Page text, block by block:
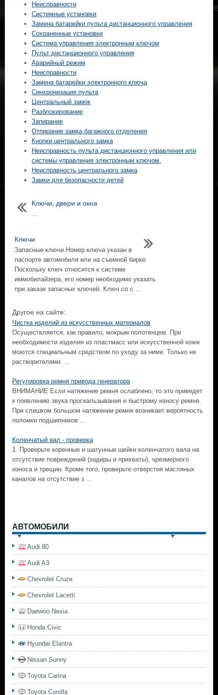
Неисправности
Системные установки
Замена батарейки пульта дистанционного управления
Сохраненные установки
Система управления электронным ключом
Пульт дистанционного управления
Аварийный режим
Неисправности
Замена батарейки электронного ключа
Синхронизация пульта
Центральный замок
Разблокирование
Запирание
Отпирание замка багажного отделения
Кнопки центрального замка
Неисправность пульта дистанционного управления или
системы управления электронным ключом.
Неисправность центрального замка
Замки для безопасности детей
Ключи, двери и окна
...
Ключи
Запасные ключи Номер ключа указан в
паспорте автомобиля или на съемной бирке.
Поскольку ключ относится к системе
иммобилайзера, его номер необходимо указать
при заказе запасных ключей. Ключ со с ...
Другое на сайте:
Чистка изделий из искусственных материалов
Осуществляется, как правило, мокрым полотенцем. При
необходимости изделия из пластмасс или искусственной кожи
моются специальным средством по уходу за ними. Только не
растворителями. ...
Регулировка ремня привода генератора
ВНИМАНИЕ Если натяжение ремня ослаблено, то это приведет
к появлению звука проскальзывания и быстрому износу ремня.
При слишком большом натяжении ремня возникает вероятность
поломки подшипников ...
Коленчатый вал - проверка
1. Проверьте коренные и шатунные шейки коленчатого вала на
отсутствие повреждений (задиры и прихваты), чрезмерного
износа и трещин. Кроме того, проверьте отверстия масляных
каналов на отсутствие з ...
АВТОМОБИЛИ
Audi 80
Audi A3
Chevrolet Cruze
Chevrolet Lacetti
Daewoo Nexia
Honda Civic
Hyundai Elantra
Nissan Sunny
Toyota Carina
Toyota Corolla